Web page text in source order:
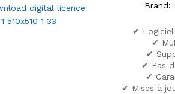
Brand:
✔ Logiciel
✔
✔
✔ Pas
✔
✔ Mises à